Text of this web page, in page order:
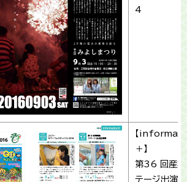
4
【
＋】
第36 回産業
テージ出演